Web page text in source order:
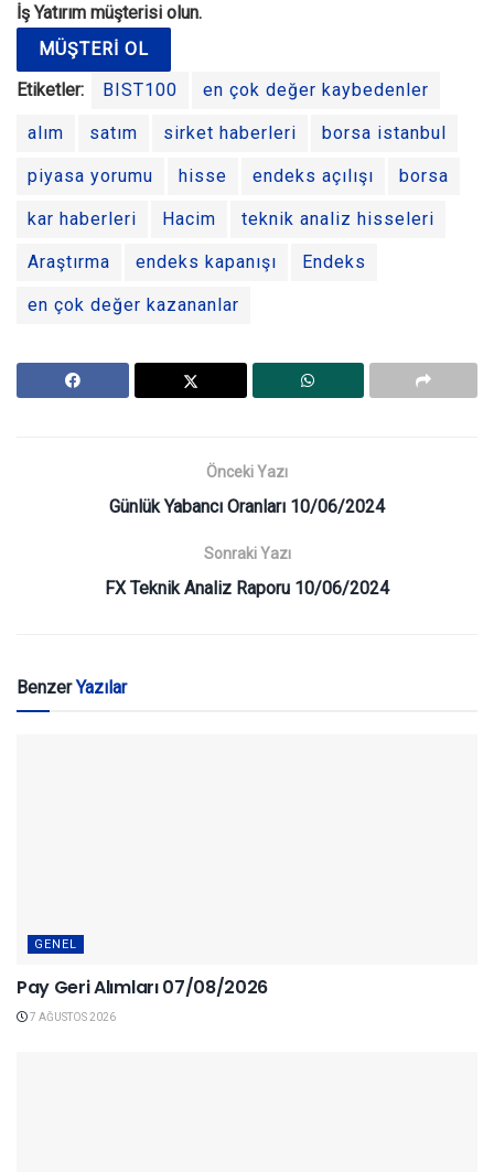
İş Yatırım müşterisi olun.
MÜŞTERI OL
Etiketler:
BIST100 en çok değer kaybedenler
alım satım sirket haberleri borsa istanbul
piyasa yorumu hisse endeks açılışı borsa
kar haberleri Hacim teknik analiz hisseleri
Araştırma endeks kapanışı Endeks
en çok değer kazananlar
Önceki Yazı
Günlük Yabancı Oranları 10/06/2024
Sonraki Yazı
FX Teknik Analiz Raporu 10/06/2024
BenzerYazılar
GENEL
Pay Geri Alımları 07/08/2026
7 AĞUSTOS 2026